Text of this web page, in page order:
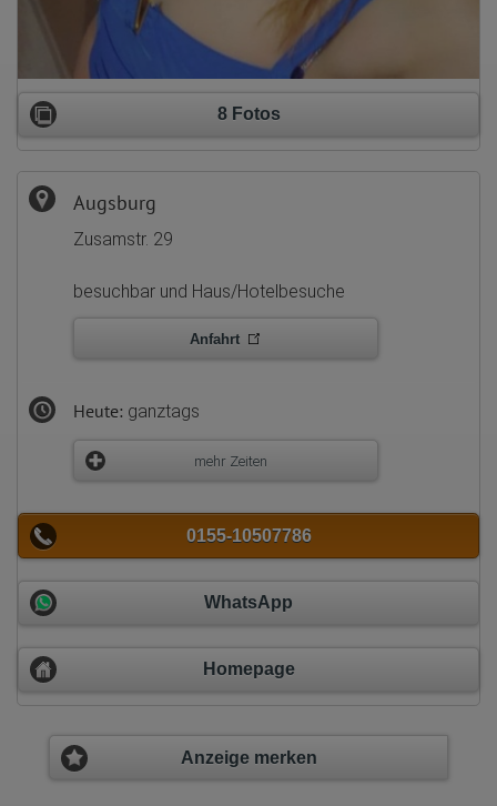
8 Fotos
Augsburg
Zusamstr. 29
besuchbar und Haus/Hotelbesuche
Anfahrt
Heute: ganztags
mehr Zeiten
0155-10507786
WhatsApp
Homepage
Anzeige merken